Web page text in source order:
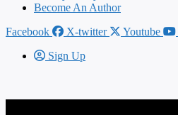
Become An Author
Facebook
X-twitter Youtube
Sign Up